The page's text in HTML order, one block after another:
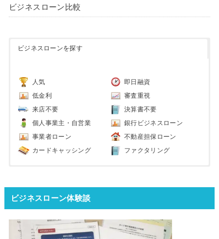
ビジネスローン比較
ビジネスローンを探す
人気 即日融資
低金利 審査重視
来店不要 決算書不要
個人事業主・自営業 銀行ビジネスローン
事業者ローン 不動産担保ローン
カードキャッシング ファクタリング
ビジネスローン体験談